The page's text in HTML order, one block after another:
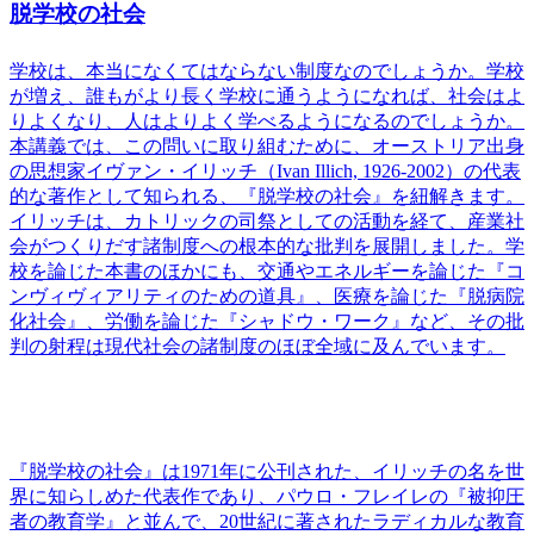
脱学校の社会
学校は、本当になくてはならない制度なのでしょうか。学校
が増え、誰もがより長く学校に通うようになれば、社会はよ
りよくなり、人はよりよく学べるようになるのでしょうか。
本講義では、この問いに取り組むために、オーストリア出身
の思想家イヴァン・イリッチ（Ivan Illich, 1926-2002）の代表
的な著作として知られる、『脱学校の社会』を紐解きます。
イリッチは、カトリックの司祭としての活動を経て、産業社
会がつくりだす諸制度への根本的な批判を展開しました。学
校を論じた本書のほかにも、交通やエネルギーを論じた『コ
ンヴィヴィアリティのための道具』、医療を論じた『脱病院
化社会』、労働を論じた『シャドウ・ワーク』など、その批
判の射程は現代社会の諸制度のほぼ全域に及んでいます。
『脱学校の社会』は1971年に公刊された、イリッチの名を世
界に知らしめた代表作であり、パウロ・フレイレの『被抑圧
者の教育学』と並んで、20世紀に著されたラディカルな教育